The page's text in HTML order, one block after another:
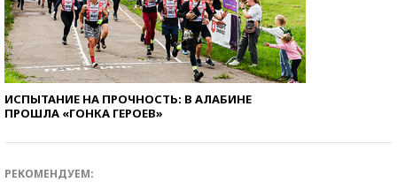
ИСПЫТАНИЕ НА ПРОЧНОСТЬ: В АЛАБИНЕ
ПРОШЛА «ГОНКА ГЕРОЕВ»
РЕКОМЕНДУЕМ: